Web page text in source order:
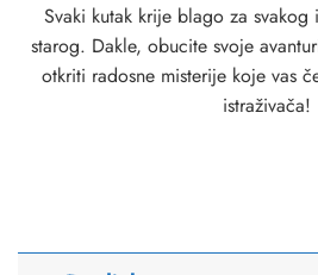
Svaki kutak krije blago za
starog. Dakle, obucite svoje
otkriti radosne misterije koje vas
istraživača!